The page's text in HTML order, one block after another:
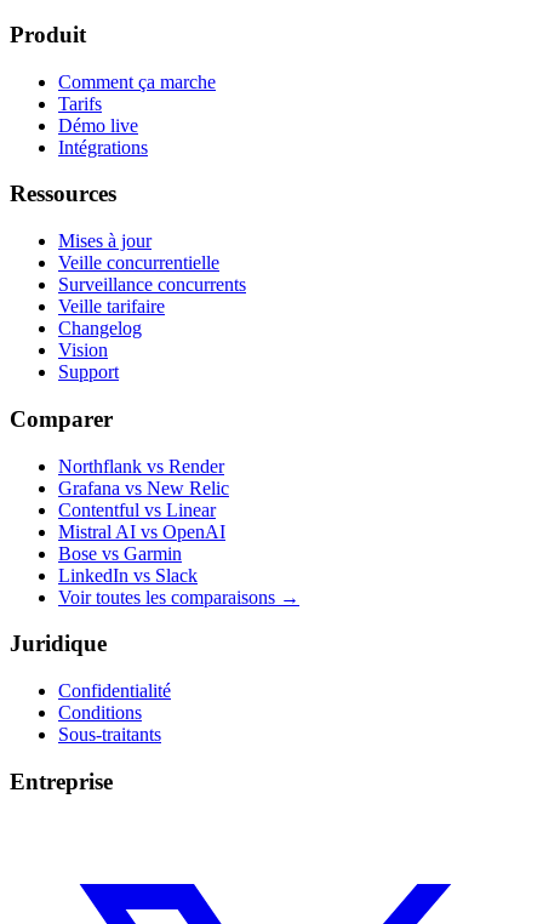
Produit
Comment ça marche
Tarifs
Démo live
Intégrations
Ressources
Mises à jour
Veille concurrentielle
Surveillance concurrents
Veille tarifaire
Changelog
Vision
Support
Comparer
Northflank vs Render
Grafana vs New Relic
Contentful vs Linear
Mistral AI vs OpenAI
Bose vs Garmin
LinkedIn vs Slack
Voir toutes les comparaisons →
Juridique
Confidentialité
Conditions
Sous-traitants
Entreprise